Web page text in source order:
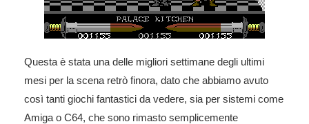
Questa è stata una delle migliori settimane degli ultimi
mesi per la scena retrò finora, dato che abbiamo avuto
così tanti giochi fantastici da vedere, sia per sistemi come
Amiga o C64, che sono rimasto semplicemente